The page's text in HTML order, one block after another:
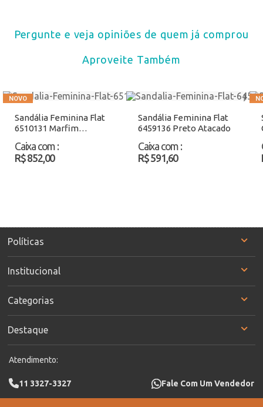
Pergunte e veja opiniões de quem já comprou
Aproveite Também
Sandália Feminina Flat
6510131 Marfim
Caixa com :
R$ 852,00
Sandália Feminina Flat
6459136 Preto Atacado
Caixa com :
R$ 591,60
Políticas
Institucional
Categorias
Destaque
Atendimento:
11 3327-3327 Fale Com Um Vendedor